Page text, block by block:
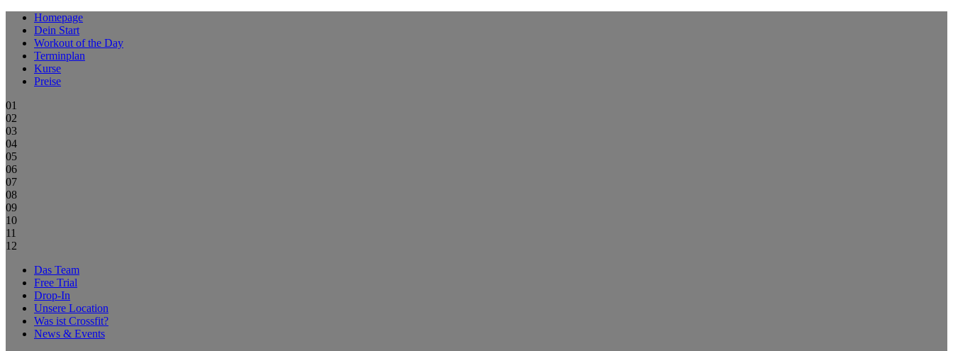
Homepage
Dein Start
Workout of the Day
Terminplan
Kurse
Preise
01
02
03
04
05
06
07
08
09
10
11
12
Das Team
Free Trial
Drop-In
Unsere Location
Was ist Crossfit?
News & Events